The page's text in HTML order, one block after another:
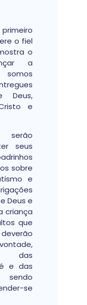
o fiel
o
a
somos
Deus,
e
serão
seus
sobre
e
Deus e
criança
que
das
e das
sendo
se